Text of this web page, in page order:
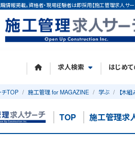
情報掲載。資格者・現場経験者は即採用【施工管理求人サー
求人検索 はじめ
TOP 施工管理 for MAGAZINE 学ぶ 【木
TOP 施工管理求